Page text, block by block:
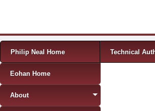
Menu
Skip to content
Philip Neal Home Technical
Eohan Home
About